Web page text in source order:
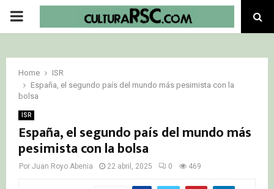
PRIMARY
Home
ISR
España, el segundo país del mundo más pesimista con la
bolsa
ISR
España, el segundo país del mundo más
pesimista con la bolsa
Por Juan Royo Abenia 22 abril, 2025 0 469